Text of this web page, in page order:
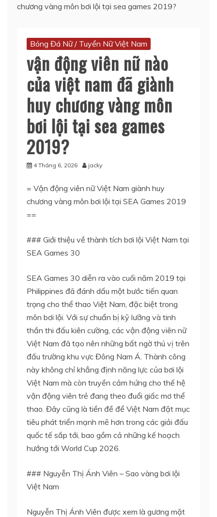
chương vàng môn bơi lội tại sea games 2019?
Bóng Đá Nữ / Tuyển Nữ Việt Nam
vận động viên nữ nào
của việt nam đã giành
huy chương vàng môn
bơi lội tại sea games
2019?
4 Tháng 6, 2026 jacky
= Vận động viên nữ Việt Nam giành huy
chương vàng môn bơi lội tại SEA Games 2019
==
### Giới thiệu về thành tích bơi lội Việt Nam tại
SEA Games 30
SEA Games 30 diễn ra vào cuối năm 2019 tại
Philippines đã đánh dấu một bước tiến quan
trọng cho thể thao Việt Nam, đặc biệt trong
môn bơi lội. Với sự chuẩn bị kỹ lưỡng và tinh
thần thi đấu kiên cường, các vận động viên nữ
Việt Nam đã tạo nên những bất ngờ thú vị trên
đấu trường khu vực Đông Nam Á. Thành công
này không chỉ khẳng định năng lực của bơi lội
Việt Nam mà còn truyền cảm hứng cho thế hệ
vận động viên trẻ đang theo đuổi giấc mơ thể
thao. Đây cũng là tiền đề để Việt Nam đặt mục
tiêu phát triển mạnh mẽ hơn trong các giải đấu
quốc tế sắp tới, bao gồm cả những kế hoạch
hướng tới World Cup 2026.
### Nguyễn Thị Ánh Viên – Sao vàng bơi lội
Việt Nam
Nguyễn Thị Ánh Viên được xem là gương mặt